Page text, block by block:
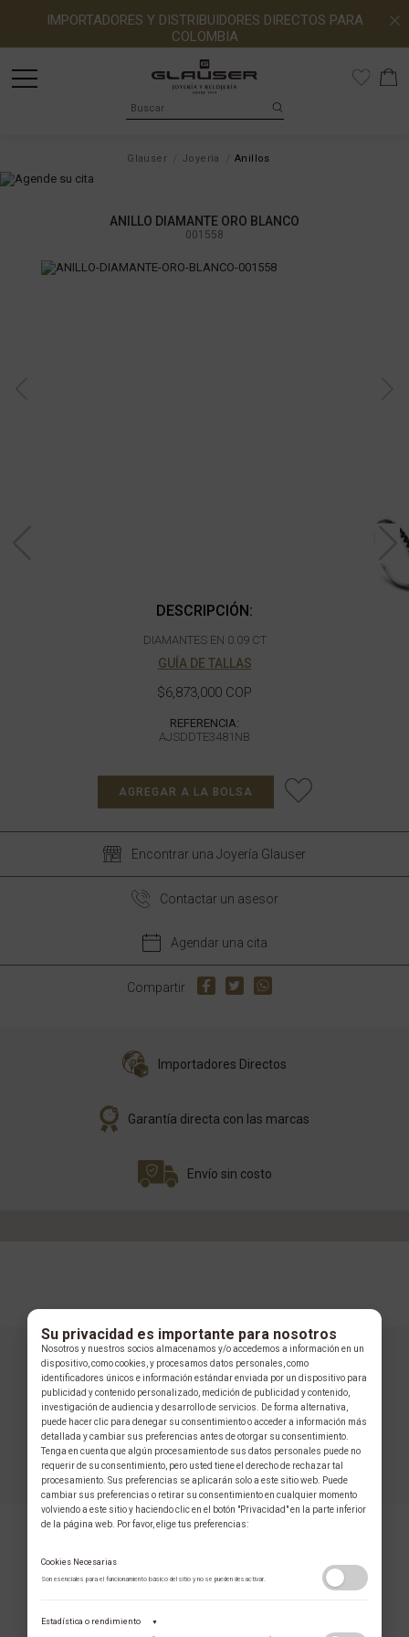
IMPORTADORES Y DISTRIBUIDORES DIRECTOS PARA
COLOMBIA
Glauser Joyería Anillos
ANILLO DIAMANTE ORO BLANCO
001558
DESCRIPCIÓN:
DIAMANTES EN 0.09 CT
GUÍA DE TALLAS
$6,873,000 COP
REFERENCIA:
AJSDDTE3481NB
AGREGAR A LA BOLSA
Encontrar una Joyería Glauser
Contactar un asesor
Agendar una cita
Compartir
Importadores Directos
Garantía directa con las marcas
Envío sin costo
Su privacidad es importante para nosotros
Nosotros y nuestros socios almacenamos y/o accedemos a información en un
dispositivo, como cookies, y procesamos datos personales, como
identificadores únicos e información estándar enviada por un dispositivo para
publicidad y contenido personalizado, medición de publicidad y contenido,
investigación de audiencia y desarrollo de servicios. De forma alternativa,
puede hacer clic para denegar su consentimiento o acceder a información más
detallada y cambiar sus preferencias antes de otorgar su consentimiento.
Tenga en cuenta que algún procesamiento de sus datos personales puede no
requerir de su consentimiento, pero usted tiene el derecho de rechazar tal
procesamiento. Sus preferencias se aplicarán solo a este sitio web. Puede
cambiar sus preferencias o retirar su consentimiento en cualquier momento
volviendo a este sitio y haciendo clic en el botón "Privacidad" en la parte inferior
de la página web. Por favor, elige tus preferencias:
Cookies Necesarias
Son esenciales para el funcionamiento básico del sitio y no se pueden desactivar.
Estadística o rendimiento ▼